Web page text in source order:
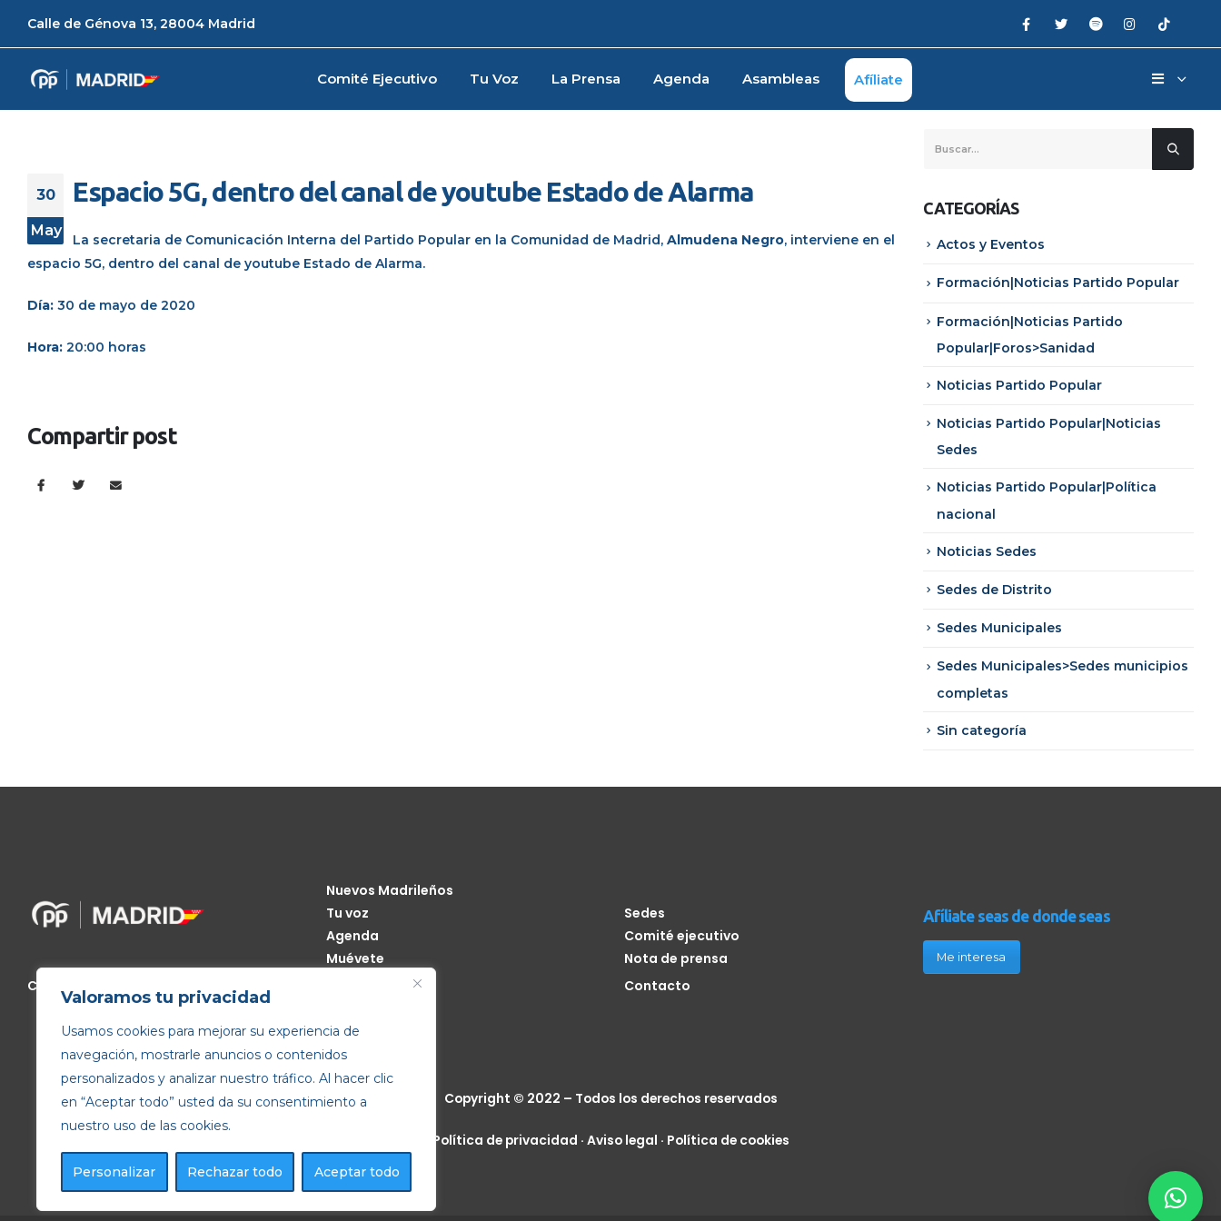
Valoramos tu privacidad
Usamos cookies para mejorar su experiencia de
navegación, mostrarle anuncios o contenidos
personalizados y analizar nuestro tráfico. Al hacer clic
en “Aceptar todo” usted da su consentimiento a
nuestro uso de las cookies.
Personalizar Rechazar todo Aceptar todo
Calle de Génova 13, 28004 Madrid
Comité Ejecutivo Tu Voz La Prensa Agenda Asambleas Afíliate
30
May
Espacio 5G, dentro del canal de youtube Estado de Alarma
La secretaria de Comunicación Interna del Partido Popular en la Comunidad de Madrid, Almudena Negro, interviene en el
espacio 5G, dentro del canal de youtube Estado de Alarma.
Día: 30 de mayo de 2020
Hora: 20:00 horas
Compartir post
CATEGORÍAS
Actos y Eventos
Formación|Noticias Partido Popular
Formación|Noticias Partido
Popular|Foros>Sanidad
Noticias Partido Popular
Noticias Partido Popular|Noticias
Sedes
Noticias Partido Popular|Política
nacional
Noticias Sedes
Sedes de Distrito
Sedes Municipales
Sedes Municipales>Sedes municipios
completas
Sin categoría
Calle de Génova, 13, 28004 Madrid
Nuevos Madrileños
Tu voz
Agenda
Muévete
Sedes
Comité ejecutivo
Nota de prensa
Contacto
Afíliate seas de donde seas
Me interesa
Copyright © 2022 – Todos los derechos reservados
Política de privacidad · Aviso legal · Política de cookies